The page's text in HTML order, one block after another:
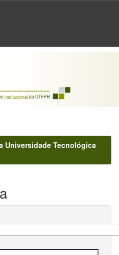
Universidade Tecnológica